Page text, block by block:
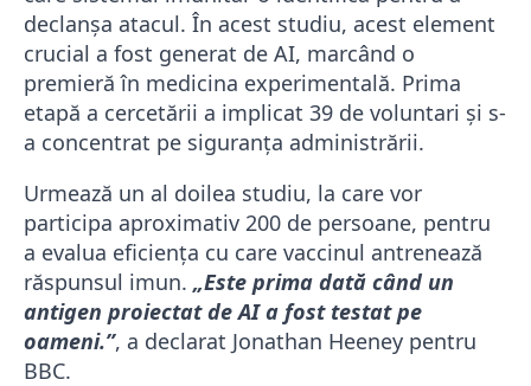
declanșa atacul. În acest studiu, acest element
crucial a fost generat de AI, marcând o
premieră în medicina experimentală. Prima
etapă a cercetării a implicat 39 de voluntari și s-
a concentrat pe siguranța administrării.
Urmează un al doilea studiu, la care vor
participa aproximativ 200 de persoane, pentru
a evalua eficiența cu care vaccinul antrenează
răspunsul imun. „Este prima dată când un
antigen proiectat de AI a fost testat pe
oameni.”, a declarat Jonathan Heeney pentru
BBC.